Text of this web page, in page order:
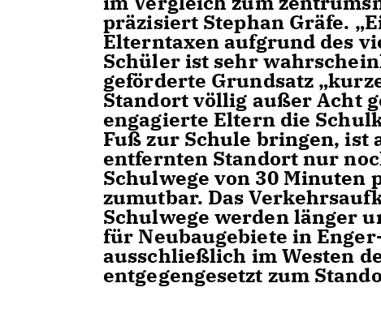
präzisiert Stephan Gräfe.
Elterntaxen aufgrund des
Schüler ist sehr
geförderte Grundsatz
Standort völlig außer Acht
engagierte Eltern die
Fuß zur Schule bringen, ist
entfernten Standort nur
Schulwege von 30
zumutbar. Das
Schulwege werden länger
für Neubaugebiete in
ausschließlich im Westen
entgegengesetzt zum